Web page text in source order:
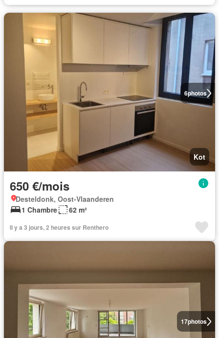
6photos
Kot
650 €/mois
Desteldonk, Oost-Vlaanderen
1 Chambre
62 m²
Il y a 3 jours, 2 heures sur Renthero
17photos